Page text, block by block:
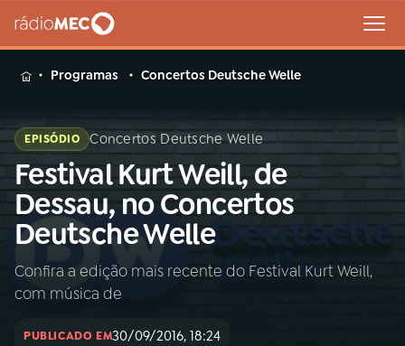
MENU
Buscar
na
Rádio
MEC
Buscar
Início AO VIVO
INÍCIO
Programas Concertos Deutsche Welle
EPISÓDIO Concertos Deutsche Welle
Festival Kurt Weill, de
Dessau, no Concertos
Deutsche Welle
Confira a edição mais recente do Festival Kurt Weill,
com música de
PUBLICADO EM30/09/2016, 18:24